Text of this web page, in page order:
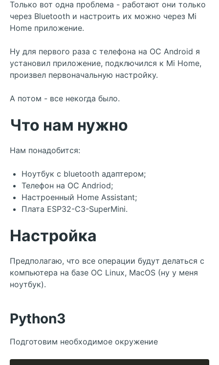
Только вот одна проблема - работают они только
через Bluetooth и настроить их можно через Mi
Home приложение.
Ну для первого раза с телефона на ОС Android я
установил приложение, подключился к Mi Home,
произвел первоначальную настройку.
А потом - все некогда было.
Что нам нужно
Нам понадобится:
Ноутбук с bluetooth адаптером;
Телефон на ОС Andriod;
Настроенный Home Assistant;
Плата ESP32-C3-SuperMini.
Настройка
Предполагаю, что все операции будут делаться с
компьютера на базе ОС Linux, MacOS (ну у меня
ноутбук).
Python3
Подготовим необходимое окружение